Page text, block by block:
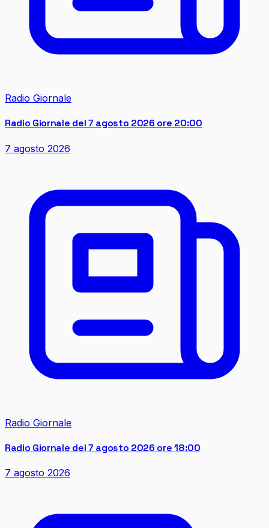
Radio Giornale
Radio Giornale del 7 agosto 2026 ore 20:00
7 agosto 2026
Radio Giornale
Radio Giornale del 7 agosto 2026 ore 18:00
7 agosto 2026